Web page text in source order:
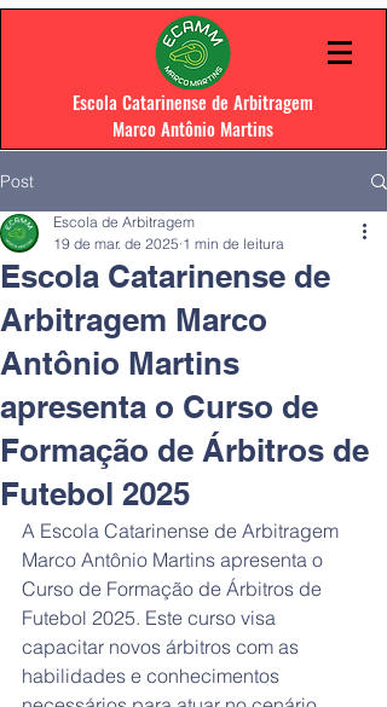
Escola Catarinense de Arbitragem
Marco Antônio Martins
Post
Escola Catarinense de
Arbitragem Marco
Antônio Martins
apresenta o Curso de
Formação de Árbitros de
Futebol 2025
Escola de Arbitragem
19 de mar. de 2025 1 min de leitura
A Escola Catarinense de Arbitragem
Marco Antônio Martins apresenta o
Curso de Formação de Árbitros de
Futebol 2025. Este curso visa
capacitar novos árbitros com as
habilidades e conhecimentos